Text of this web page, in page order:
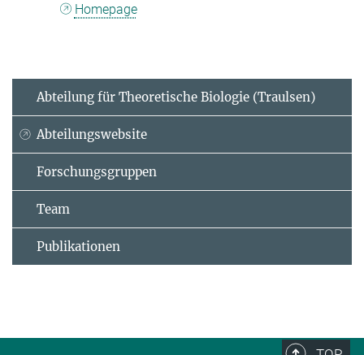
Homepage
Abteilung für Theoretische Biologie (Traulsen)
Abteilungswebsite
Forschungsgruppen
Team
Publikationen